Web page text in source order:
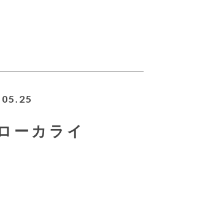
ーカライ